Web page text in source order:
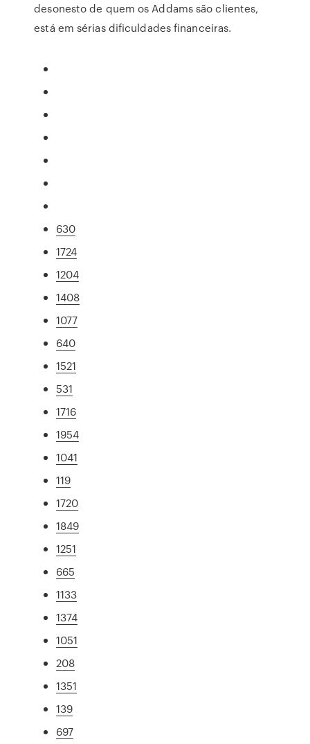
desonesto de quem os Addams são clientes,
está em sérias dificuldades financeiras.
630
1724
1204
1408
1077
640
1521
531
1716
1954
1041
119
1720
1849
1251
665
1133
1374
1051
208
1351
139
697